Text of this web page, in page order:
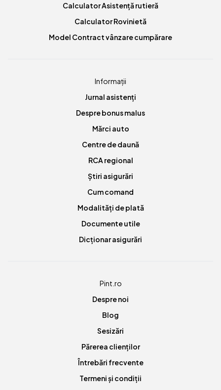
Calculator Asistență rutieră
Calculator Rovinietă
Model Contract vânzare cumpărare
Informații
Jurnal asistenți
Despre bonus malus
Mărci auto
Centre de daună
RCA regional
Știri asigurări
Cum comand
Modalități de plată
Documente utile
Dicționar asigurări
Pint.ro
Despre noi
Blog
Sesizări
Părerea clienților
Întrebări frecvente
Termeni și condiții